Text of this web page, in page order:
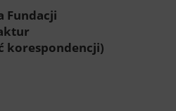
Fundacji
korespondencji)